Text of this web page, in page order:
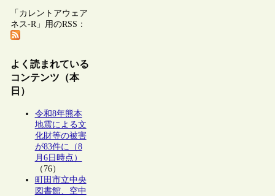
「カレントアウェア
ネス-R」用のRSS：
よく読まれている
コンテンツ（本
日）
令和8年熊本
地震による文
化財等の被害
が83件に（8
月6日時点）
（76）
町田市立中央
図書館、空中